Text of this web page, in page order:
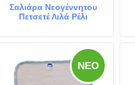
Σαλιάρα Νεογέννητου
Πετσετέ Λιλά Ρέλι
ΝΈΟ